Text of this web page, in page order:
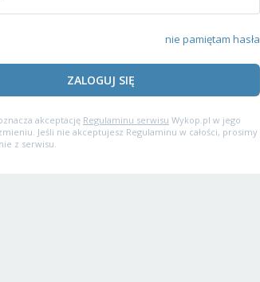
nie pamiętam hasła
ZALOGUJ SIĘ
akceptację Regulaminu serwisu Wykop.pl w jego
Jeśli nie akceptujesz Regulaminu w całości, prosimy
z serwisu.